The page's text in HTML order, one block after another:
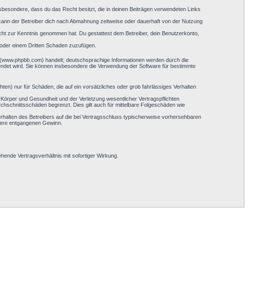
dass du das Recht besitzt, die in deinen Beiträgen verwendeten Links
der Betreiber dich nach Abmahnung zeitweise oder dauerhaft von der Nutzung
zur Kenntnis genommen hat. Du gestattest dem Betreiber, dein Benutzerkonto,
einem Dritten Schaden zuzufügen.
handelt; deutschsprachige Informationen werden durch die
wird. Sie können insbesondere die Verwendung der Software für bestimmte
nur für Schäden, die auf ein vorsätzliches oder grob fahrlässiges Verhalten
und Gesundheit und der Verletzung wesentlicher Vertragspflichten
begrenzt. Dies gilt auch für mittelbare Folgeschäden wie
des Betreibers auf die bei Vertragsschluss typischerweise vorhersehbaren
entgangenen Gewinn.
Vertragsverhältnis mit sofortiger Wirkung.